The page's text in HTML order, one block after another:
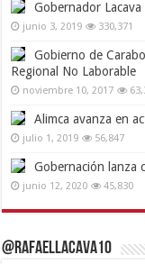
Gobernador
junio 3, 2019 330,371
Gobierno de
Regional No Laborable
noviembre 10, 2017
Alimca avanza en
julio 1, 2019 56,847
Gobernación lanza
junio 12, 2020 45,830
@RafaelLacava10